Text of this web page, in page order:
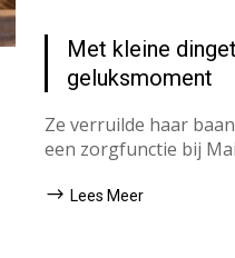
Met kleine
geluksmoment
Ze verruilde haar
een zorgfunctie bij
Lees Meer